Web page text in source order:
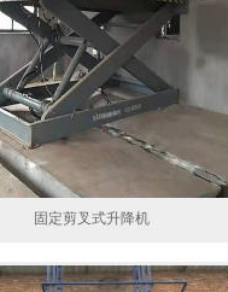
固定剪叉式升降机